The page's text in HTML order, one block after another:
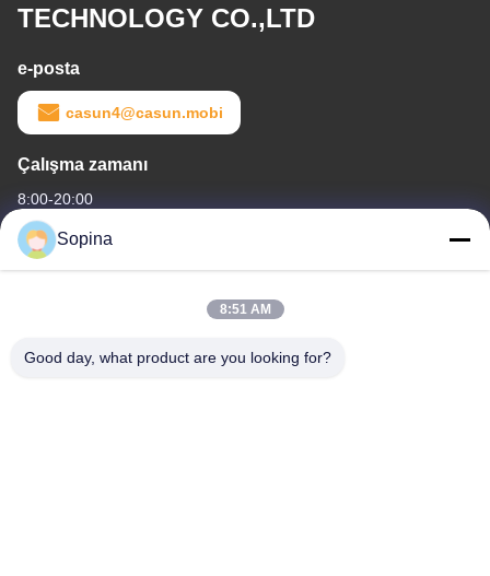
TECHNOLOGY CO.,LTD
e-posta
casun4@casun.mobi
Çalışma zamanı
8:00-20:00
Adresimiz
NO.61 Pingxi Endüstri Bölgesi, Huashan Şehri, Huadu Bölgesi,
Sopina
8:51 AM
Good day, what product are you looking for?